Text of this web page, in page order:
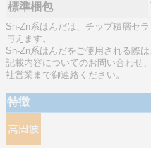
標準梱包
Sn-Zn系はんだは、チップ積層セ
与えます。
Sn-Zn系はんだをご使用される際
記載内容についてのお問い合わせ
社営業まで御連絡ください。
特徴